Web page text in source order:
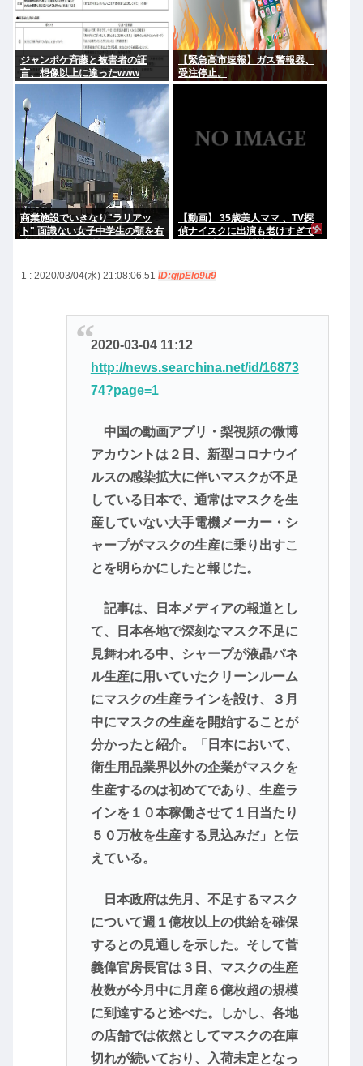
ジャンポケ斉藤と被害者の証
言、想像以上に違ったwww
【緊急高市速報】ガス警報器、
受注停止。
商業施設でいきなり"ラリアッ
ト" 面識ない女子中学生の顎を右
【動画】 35歳美人ママ 、TV探
偵ナイスクに出演も老けすぎて
1 : 2020/03/04(水) 21:08:06.51 ID:gjpElo9u9
2020-03-04 11:12
http://news.searchina.net/id/16873
74?page=1
中国の動画アプリ・梨視頻の微博
アカウントは２日、新型コロナウイ
ルスの感染拡大に伴いマスクが不足
している日本で、通常はマスクを生
産していない大手電機メーカー・シ
ャープがマスクの生産に乗り出すこ
とを明らかにしたと報じた。
記事は、日本メディアの報道とし
て、日本各地で深刻なマスク不足に
見舞われる中、シャープが液晶パネ
ル生産に用いていたクリーンルーム
にマスクの生産ラインを設け、３月
中にマスクの生産を開始することが
分かったと紹介。「日本において、
衛生用品業界以外の企業がマスクを
生産するのは初めてであり、生産ラ
インを１０本稼働させて１日当たり
５０万枚を生産する見込みだ」と伝
えている。
日本政府は先月、不足するマスク
について週１億枚以上の供給を確保
するとの見通しを示した。そして菅
義偉官房長官は３日、マスクの生産
枚数が今月中に月産６億枚超の規模
に到達すると述べた。しかし、各地
の店舗では依然としてマスクの在庫
切れが続いており、入荷未定となっ